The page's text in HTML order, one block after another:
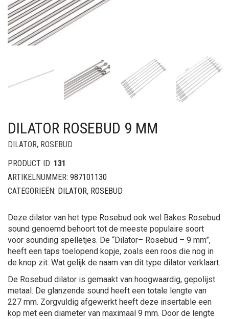
DILATOR ROSEBUD 9 MM
DILATOR, ROSEBUD
PRODUCT ID: 131
ARTIKELNUMMER: 987101130
CATEGORIEËN: DILATOR, ROSEBUD
Deze dilator van het type Rosebud ook wel Bakes Rosebud
sound genoemd behoort tot de meeste populaire soort
voor sounding spelletjes. De “Dilator– Rosebud – 9 mm”,
heeft een taps toelopend kopje, zoals een roos die nog in
de knop zit. Wat gelijk de naam van dit type dilator verklaart.
De Rosebud dilator is gemaakt van hoogwaardig, gepolijst
metaal. De glanzende sound heeft een totale lengte van
227 mm. Zorgvuldig afgewerkt heeft deze insertable een
kop met een diameter van maximaal 9 mm. Door de lengte